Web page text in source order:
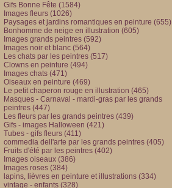
Gifs Bonne Fête (1584)
Images fleurs (1026)
Paysages et jardins romantiques en peinture (655)
Bonhomme de neige en illustration (605)
Images grands peintres (592)
Images noir et blanc (564)
Les chats par les peintres (517)
Clowns en peinture (494)
Images chats (471)
Oiseaux en peinture (469)
Le petit chaperon rouge en illustration (465)
Masques - Carnaval - mardi-gras par les grands
peintres (447)
Les fleurs par les grands peintres (439)
Gifs - images Halloween (421)
Tubes - gifs fleurs (411)
commedia dell'arte par les grands peintres (405)
Fruits d'été par les peintres (402)
Images oiseaux (386)
Images roses (384)
lapins, lièvres en peinture et illustrations (334)
vintage - enfants (328)